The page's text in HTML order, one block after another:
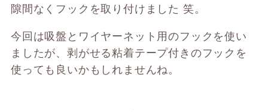
隙間なくフックを取り付けました 笑。
今回は吸盤とワイヤーネット用のフックを使い
ましたが、剥がせる粘着テープ付きのフックを
使っても良いかもしれませんね。